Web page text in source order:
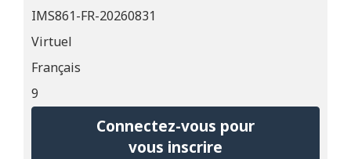
IMS861-FR-20260831
Virtuel
Français
9
Connectez-vous pour
vous inscrire